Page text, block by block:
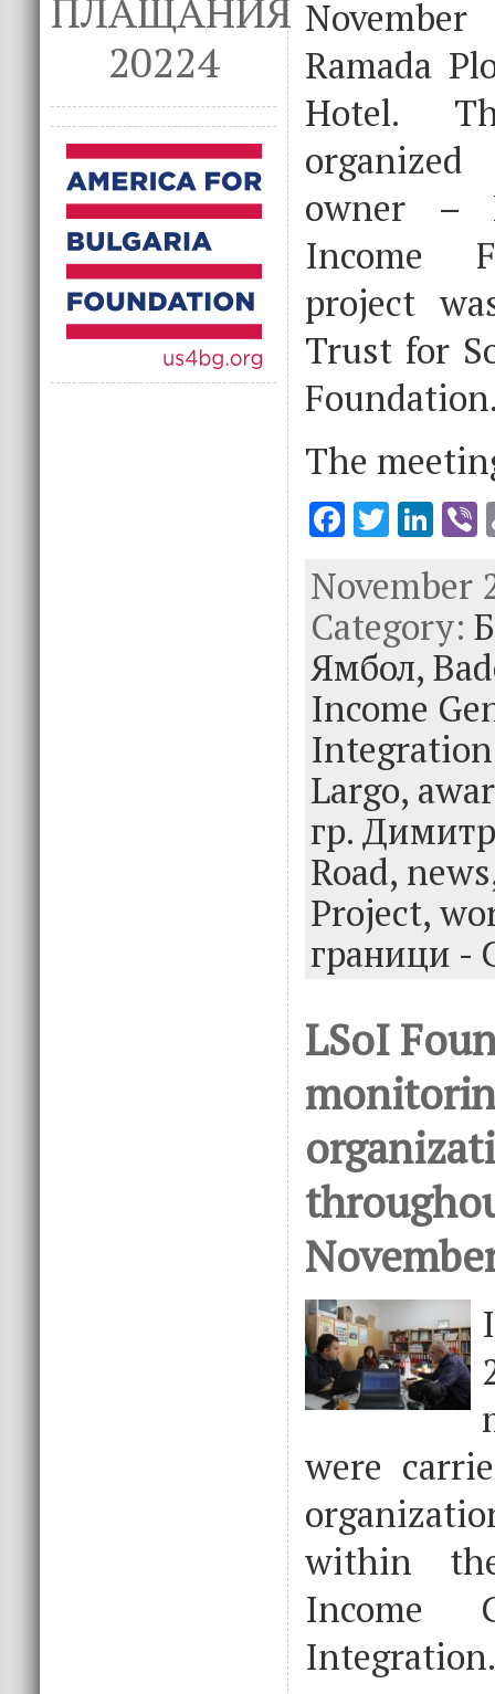
ПЛАЩАНИЯ
20224
Ramada
Hotel.
owner –
Income
project
Trust for
The
F
e
b
o
o
k
T
it
te
r
Li
k
e
dI
n
November
Category:
Ямбол,
Income
Largo,
гр.
Road,
Project,
граници -
LSoI
were
within
Income
Integration.